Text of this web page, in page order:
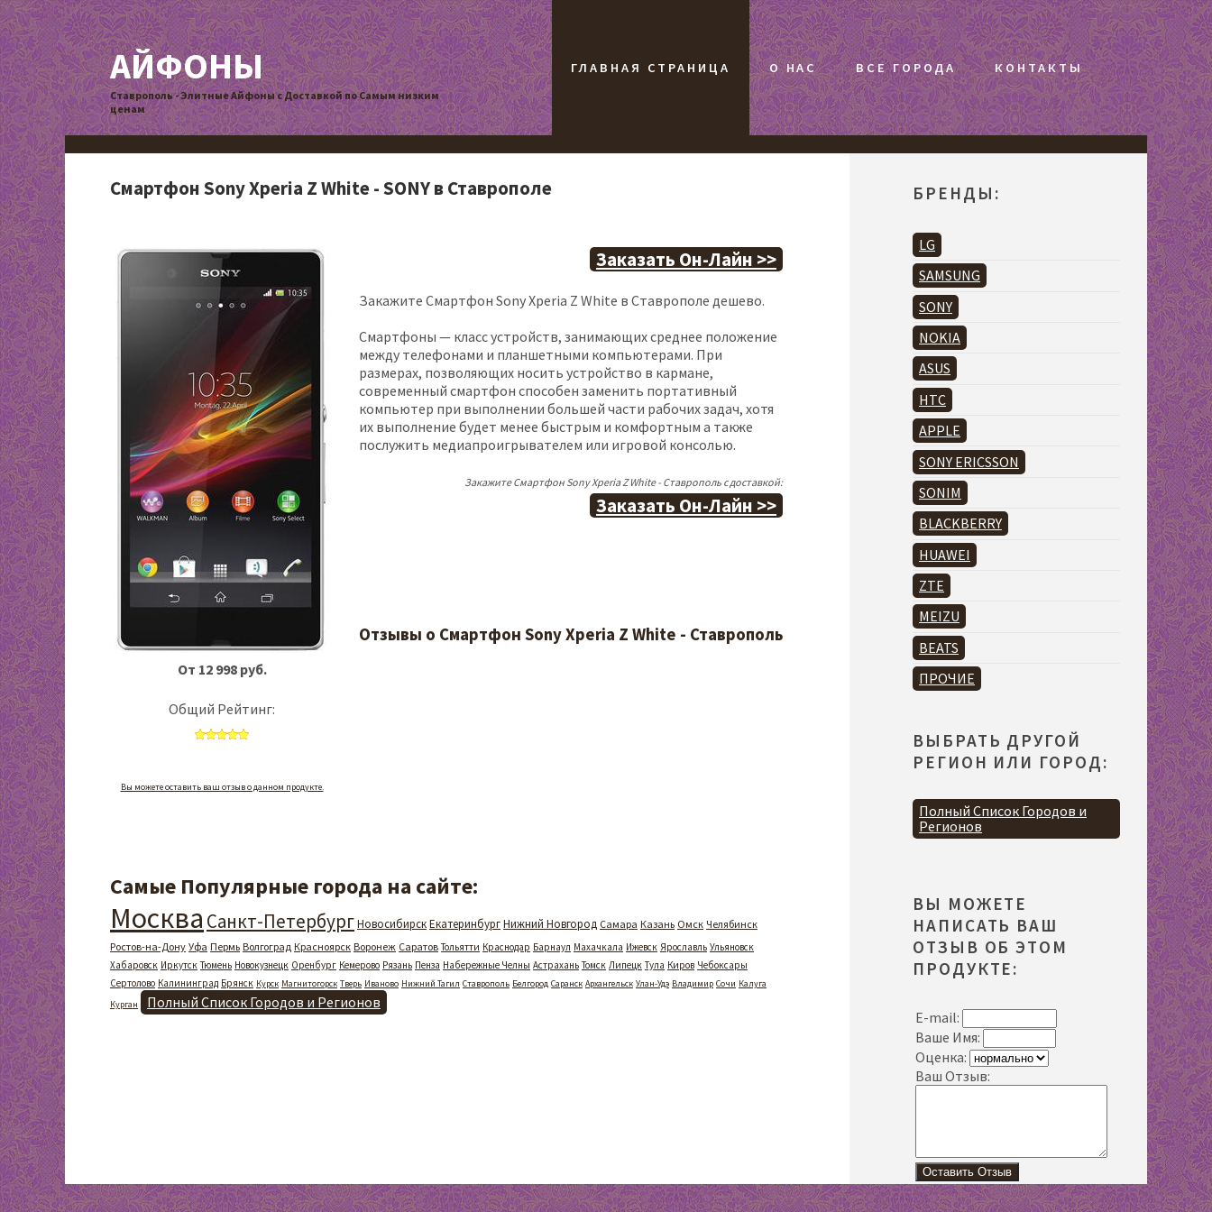
АЙФОНЫ
Ставрополь - Элитные Айфоны с Доставкой по Самым низким
ценам
ГЛАВНАЯ СТРАНИЦА О НАС ВСЕ ГОРОДА КОНТАКТЫ
Смартфон Sony Xperia Z White - SONY в Ставрополе
От 12 998 руб.
Общий Рейтинг:
Вы можете оставить ваш отзыв о данном продукте.
Заказать Он-Лайн >>
Закажите Смартфон Sony Xperia Z White в Ставрополе дешево.
Смартфоны — класс устройств, занимающих среднее положение
между телефонами и планшетными компьютерами. При
размерах, позволяющих носить устройство в кармане,
современный смартфон способен заменить портативный
компьютер при выполнении большей части рабочих задач, хотя
их выполнение будет менее быстрым и комфортным а также
послужить медиапроигрывателем или игровой консолью.
Закажите Смартфон Sony Xperia Z White - Ставрополь с доставкой:
Заказать Он-Лайн >>
Отзывы о Смартфон Sony Xperia Z White - Ставрополь
Самые Популярные города на сайте:
Москва Санкт-ПетербургНовосибирскЕкатеринбургНижний Новгород Самара Казань Омск Челябинск
Ростов-на-Дону Уфа Пермь Волгоград Красноярск Воронеж Саратов Тольятти Краснодар Барнаул Махачкала Ижевск Ярославль Ульяновск
Хабаровск Иркутск Тюмень Новокузнецк Оренбург Кемерово Рязань Пенза Набережные Челны Астрахань Томск Липецк Тула Киров Чебоксары
Сертолово Калининград Брянск Курск Магнитогорск Тверь Иваново Нижний Тагил Ставрополь Белгород Саранск Архангельск Улан-Удэ Владимир Сочи Калуга
Курган
Полный Список Городов и Регионов
БРЕНДЫ:
LG
SAMSUNG
SONY
NOKIA
ASUS
HTC
APPLE
SONY ERICSSON
SONIM
BLACKBERRY
HUAWEI
ZTE
MEIZU
BEATS
ПРОЧИЕ
ВЫБРАТЬ ДРУГОЙ
РЕГИОН ИЛИ ГОРОД:
Полный Список Городов и
Регионов
ВЫ МОЖЕТЕ
НАПИСАТЬ ВАШ
ОТЗЫВ ОБ ЭТОМ
ПРОДУКТЕ:
E-mail:
Ваше Имя:
Оценка:
Ваш Отзыв: